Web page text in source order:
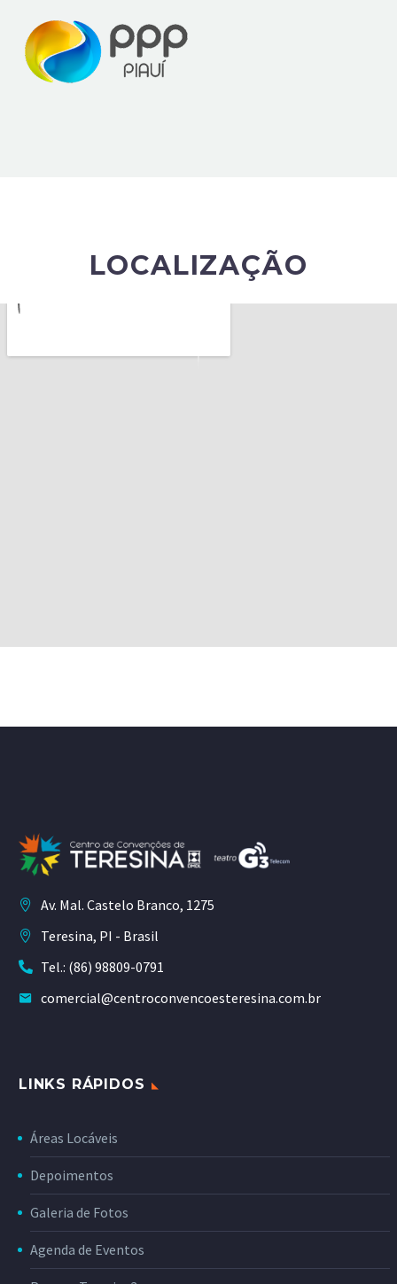
LOCALIZAÇÃO
Av. Mal. Castelo Branco, 1275
Teresina, PI - Brasil
Tel.: (86) 98809-0791
comercial@centroconvencoesteresina.com.br
LINKS RÁPIDOS
Áreas Locáveis
Depoimentos
Galeria de Fotos
Agenda de Eventos